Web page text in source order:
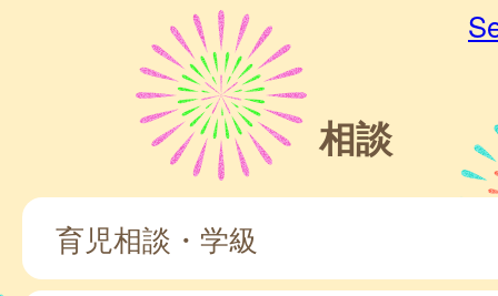
相談
育児相談・学級